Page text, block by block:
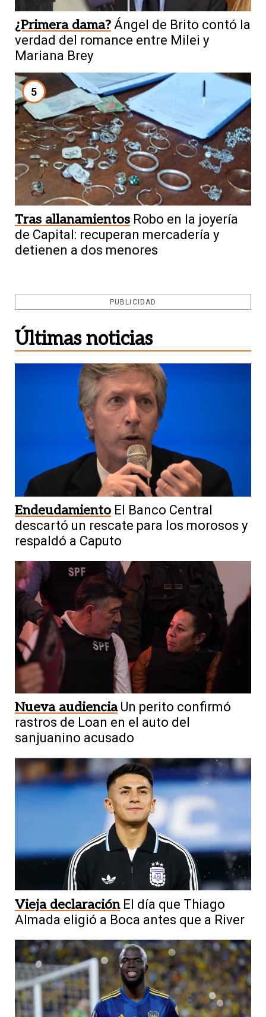
¿Primera dama? Ángel de Brito contó la
verdad del romance entre Milei y
Mariana Brey
5
Tras allanamientos Robo en la joyería
de Capital: recuperan mercadería y
detienen a dos menores
PUBLICIDAD
Últimas noticias
Endeudamiento El Banco Central
descartó un rescate para los morosos y
respaldó a Caputo
Nueva audiencia Un perito confirmó
rastros de Loan en el auto del
sanjuanino acusado
Vieja declaración El día que Thiago
Almada eligió a Boca antes que a River